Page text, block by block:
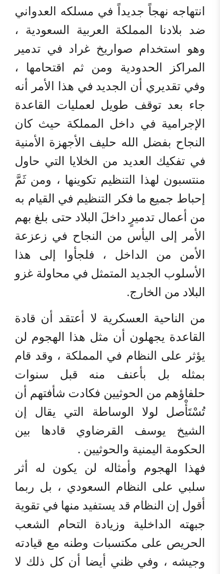
انتهاجه نهجاً جديداً في مسلكه العدواني
ضد بلادنا المملكة العربية السعودية ،
وهو استخدام صواريخ غراد في تدمير
المراكز الحدودية ومن ثم اقتحامها ،
وفي تقديري أن الجديد في هذا الأمر أنه
جاء بعد توقف طويل لعمليات القاعدة
الإجرامية في داخل المملكة حيث كان
النجاح بفضل الله حليف الأجهزة الأمنية
في تفكيك العديد من الخلايا التي حاول
منتسبون لهذا التنظيم تكوينها ، ومن ثَمَّ
إحباط جميع ما فكر التنظيم في القيام به
من أعمال تدميرٍ داخلَ البلاد حتى بلغ بهم
الأمر إلى اليأس من النجاح في زعزعة
الأمن من الداخل ، فلجأوا إلى هذا
الأسلوب الجديد المتمثل في محاولة غزو
البلاد من الخارج.
من الناحية العسكرية لا أعتقد أن قادة
القاعدة يجهلون أن مثل هذا الهجوم لن
يؤثر على النظام في المملكة ، وقد قام
بمثله بل بأعنف منه قبل سنوات
حلفاؤهم من الحوثيين فكادت شأفتهم أن
تُسْتَأْصل لولا الوساطة التي يقال إن
الشيخ يوسف القرضاوي قادها بين
الحكومة اليمنية والحوثيين .
فهذا الهجوم وأمثاله لن يكون له أثر
سلبي على النظام السعودي ، بل ربما
أقول إن النظام قد يستفيد منها في تقوية
جبهته الداخلية وزيادة التحام الشعب
الحريص على مكتسبات وطنه مع قيادته
وجيشه ، وفي ظني أيضا أن كل ذلك لا